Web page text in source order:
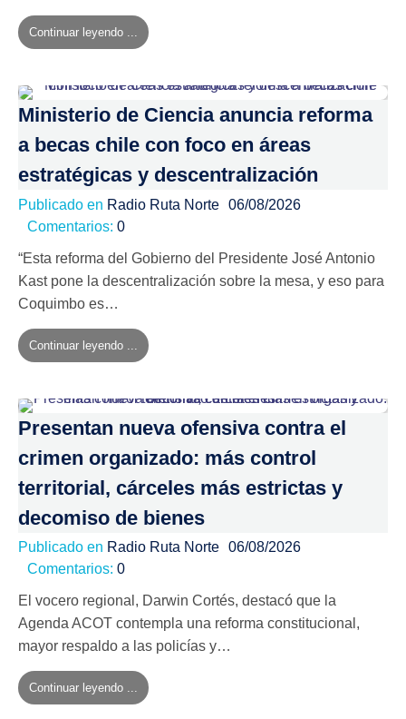
Continuar leyendo ...
Ministerio de Ciencia anuncia reforma
a becas chile con foco en áreas
estratégicas y descentralización
Publicado en Radio Ruta Norte 06/08/2026
Comentarios: 0
“Esta reforma del Gobierno del Presidente José Antonio
Kast pone la descentralización sobre la mesa, y eso para
Coquimbo es…
Continuar leyendo ...
Presentan nueva ofensiva contra el
crimen organizado: más control
territorial, cárceles más estrictas y
decomiso de bienes
Publicado en Radio Ruta Norte 06/08/2026
Comentarios: 0
El vocero regional, Darwin Cortés, destacó que la
Agenda ACOT contempla una reforma constitucional,
mayor respaldo a las policías y…
Continuar leyendo ...